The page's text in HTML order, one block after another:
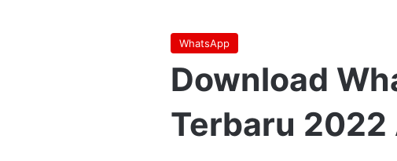
WhatsApp
Download
Terbaru 2022